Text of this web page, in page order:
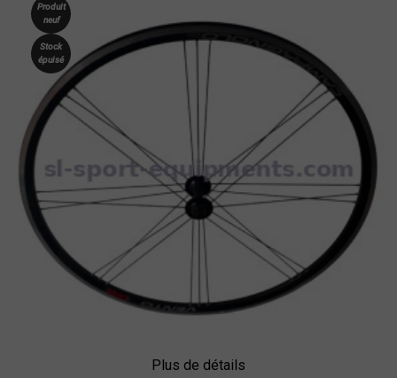
Plus de détails
Produit
neuf
Stock
épuisé